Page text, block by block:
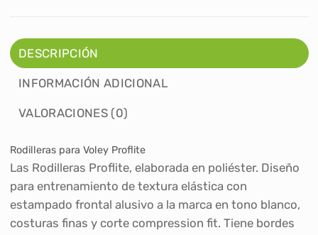
DESCRIPCIÓN
INFORMACIÓN ADICIONAL
VALORACIONES (0)
Rodilleras para Voley Proflite
Las Rodilleras Proflite, elaborada en poliéster. Diseño
para entrenamiento de textura elástica con
estampado frontal alusivo a la marca en tono blanco,
costuras finas y corte compression fit. Tiene bordes